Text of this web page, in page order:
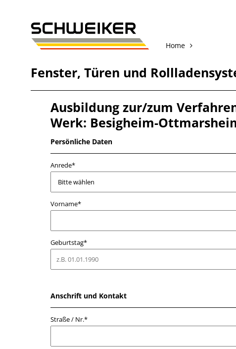
Home
Fenster, Türen und
Ausbildung zur/zum
Werk: Besigheim-
Persönliche Daten
Anrede*
Vorname*
Geburtstag*
Anschrift und Kontakt
Straße / Nr.*